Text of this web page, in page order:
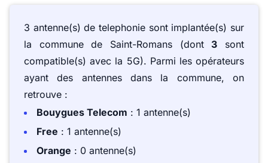
3 antenne(s) de telephonie sont implantée(s) sur
la commune de Saint-Romans (dont3 sont
compatible(s) avec la 5G). Parmi les opérateurs
ayant des antennes dans la commune, on
retrouve :
Bouygues Telecom : 1 antenne(s)
Free : 1 antenne(s)
Orange : 0 antenne(s)